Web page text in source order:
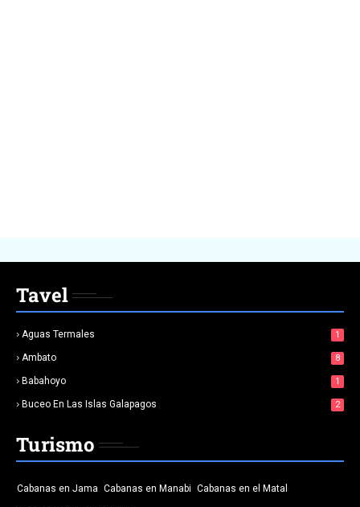
Tavel
Aguas Termales 1
Ambato 8
Babahoyo 1
Buceo En Las Islas Galapagos 2
Turismo
Cabanas en Jama Cabanas en Manabi Cabanas en el Matal